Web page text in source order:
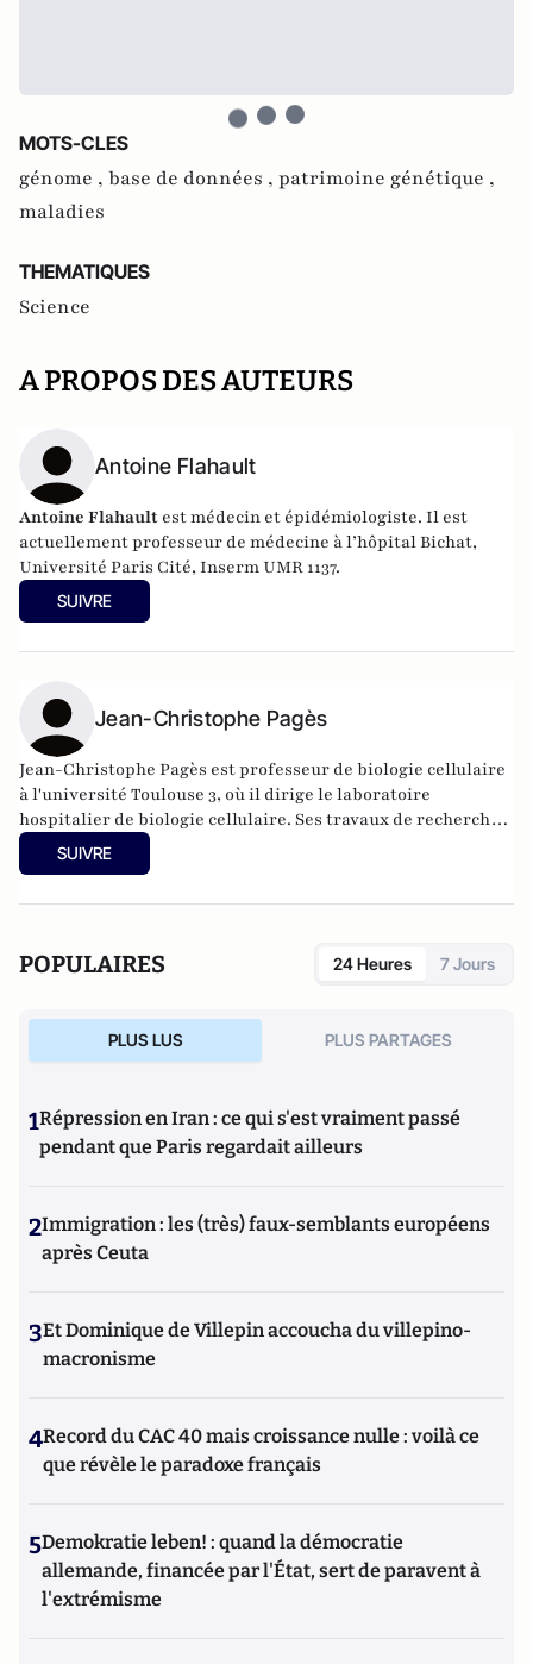
MOTS-CLES
génome , base de données , patrimoine génétique ,
maladies
THEMATIQUES
Science
A PROPOS DES AUTEURS
Antoine Flahault
Antoine Flahault est médecin et épidémiologiste. Il est
actuellement professeur de médecine à l’hôpital Bichat,
Université Paris Cité, Inserm UMR 1137.
SUIVRE
Jean-Christophe Pagès
Jean-Christophe Pagès est professeur de biologie cellulaire
à l'université Toulouse 3, où il dirige le laboratoire
hospitalier de biologie cellulaire. Ses travaux de recherche
portent sur la génétique et les approches de transfert de
gènes, avec un accent particulier sur la biologie rétrovirale
SUIVRE
POPULAIRES 24 Heures 7 Jours
PLUS LUS PLUS PARTAGES
1Répression en Iran : ce qui s'est vraiment passé
pendant que Paris regardait ailleurs
2Immigration : les (très) faux-semblants européens
après Ceuta
3Et Dominique de Villepin accoucha du villepino-
macronisme
4Record du CAC 40 mais croissance nulle : voilà ce
que révèle le paradoxe français
5Demokratie leben! : quand la démocratie
allemande, financée par l'État, sert de paravent à
l'extrémisme